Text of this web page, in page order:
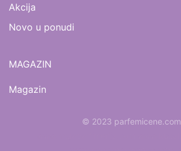
Akcija
Novo u ponudi
MAGAZIN
Magazin
© 2023 parfemicene.com